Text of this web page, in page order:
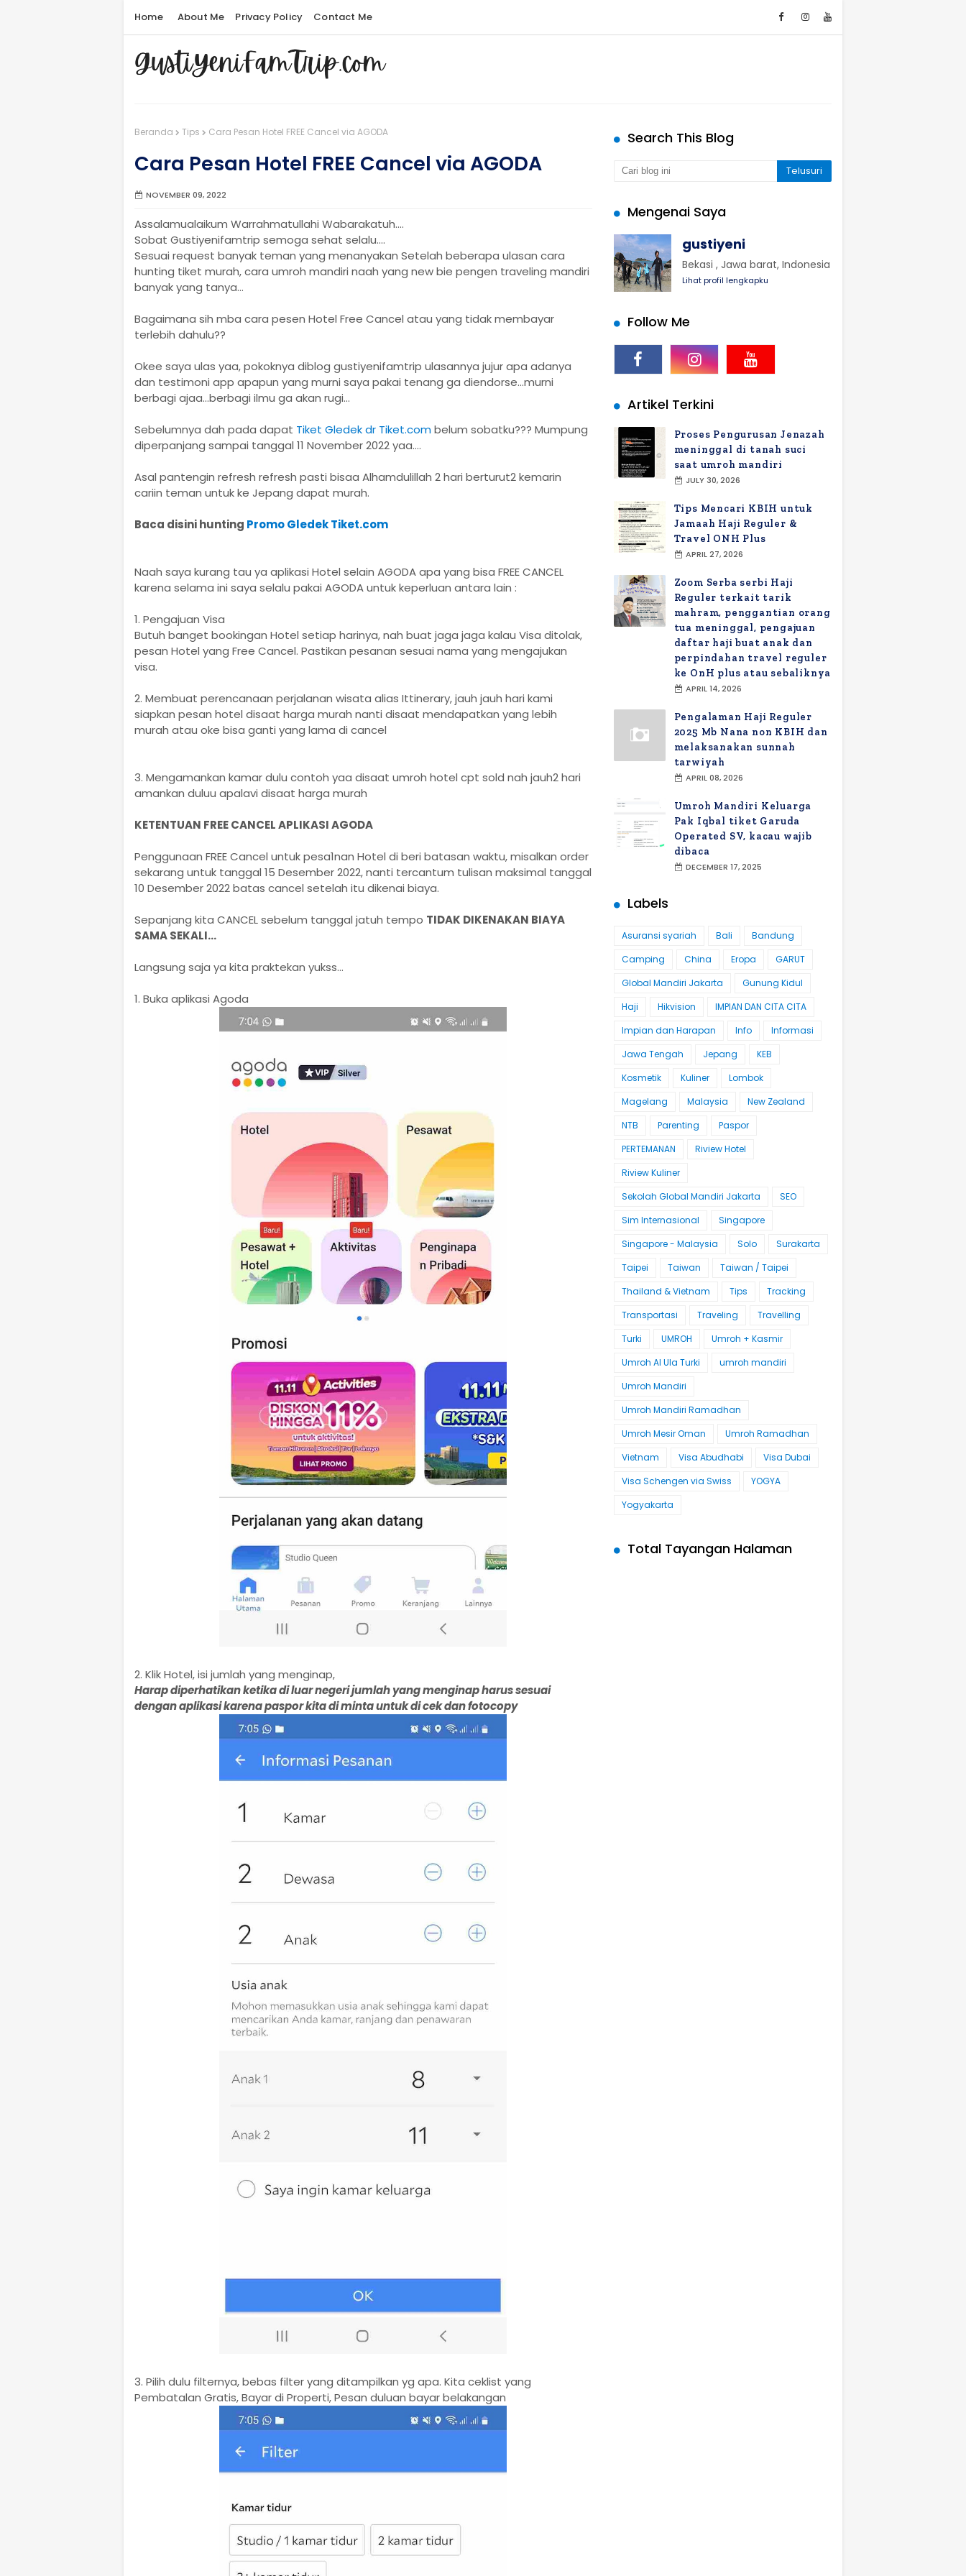
Home About Me Privacy Policy Contact Me
Beranda Tips Cara Pesan Hotel FREE Cancel via AGODA
Cara Pesan Hotel FREE Cancel via AGODA
NOVEMBER 09, 2022
Assalamualaikum Warrahmatullahi Wabarakatuh....
Sobat Gustiyenifamtrip semoga sehat selalu....
Sesuai request banyak teman yang menanyakan Setelah beberapa ulasan cara
hunting tiket murah, cara umroh mandiri naah yang new bie pengen traveling mandiri
banyak yang tanya...
Bagaimana sih mba cara pesen Hotel Free Cancel atau yang tidak membayar
terlebih dahulu??
Okee saya ulas yaa, pokoknya diblog gustiyenifamtrip ulasannya jujur apa adanya
dan testimoni app apapun yang murni saya pakai tenang ga diendorse...murni
berbagi ajaa...berbagi ilmu ga akan rugi...
Sebelumnya dah pada dapat Tiket Gledek dr Tiket.combelum sobatku??? Mumpung
diperpanjang sampai tanggal 11 November 2022 yaa....
Asal pantengin refresh refresh pasti bisaa Alhamdulillah 2 hari berturut2 kemarin
cariin teman untuk ke Jepang dapat murah.
Baca disini hunting Promo Gledek Tiket.com
Naah saya kurang tau ya aplikasi Hotel selain AGODA apa yang bisa FREE CANCEL
karena selama ini saya selalu pakai AGODA untuk keperluan antara lain :
1. Pengajuan Visa
Butuh banget bookingan Hotel setiap harinya, nah buat jaga jaga kalau Visa ditolak,
pesan Hotel yang Free Cancel. Pastikan pesanan sesuai nama yang mengajukan
visa.
2. Membuat perencanaan perjalanan wisata alias Ittinerary, jauh jauh hari kami
siapkan pesan hotel disaat harga murah nanti disaat mendapatkan yang lebih
murah atau oke bisa ganti yang lama di cancel
3. Mengamankan kamar dulu contoh yaa disaat umroh hotel cpt sold nah jauh2 hari
amankan duluu apalavi disaat harga murah
KETENTUAN FREE CANCEL APLIKASI AGODA
Penggunaan FREE Cancel untuk pesa1nan Hotel di beri batasan waktu, misalkan order
sekarang untuk tanggal 15 Desember 2022, nanti tercantum tulisan maksimal tanggal
10 Desember 2022 batas cancel setelah itu dikenai biaya.
Sepanjang kita CANCEL sebelum tanggal jatuh tempo TIDAK DIKENAKAN BIAYA
SAMA SEKALI...
Langsung saja ya kita praktekan yukss...
1. Buka aplikasi Agoda
2. Klik Hotel, isi jumlah yang menginap,
Harap diperhatikan ketika di luar negeri jumlah yang menginap harus sesuai
dengan aplikasi karena paspor kita di minta untuk di cek dan fotocopy
3. Pilih dulu filternya, bebas filter yang ditampilkan yg apa. Kita ceklist yang
Pembatalan Gratis, Bayar di Properti, Pesan duluan bayar belakangan
Search This Blog
Mengenai Saya
gustiyeni
Bekasi , Jawa barat, Indonesia
Lihat profil lengkapku
Follow Me
Artikel Terkini
Proses Pengurusan Jenazah
meninggal di tanah suci
saat umroh mandiri
JULY 30, 2026
Tips Mencari KBIH untuk
Jamaah Haji Reguler &
Travel ONH Plus
APRIL 27, 2026
Zoom Serba serbi Haji
Reguler terkait tarik
mahram, penggantian orang
tua meninggal, pengajuan
daftar haji buat anak dan
perpindahan travel reguler
ke OnH plus atau sebaliknya
APRIL 14, 2026
Pengalaman Haji Reguler
2025 Mb Nana non KBIH dan
melaksanakan sunnah
tarwiyah
APRIL 08, 2026
Umroh Mandiri Keluarga
Pak Iqbal tiket Garuda
Operated SV, kacau wajib
dibaca
DECEMBER 17, 2025
Labels
Asuransi syariah Bali
Bandung
Camping
China Eropa
GARUT
Global Mandiri Jakarta
Gunung Kidul
Haji
Hikvision
IMPIAN DAN CITA CITA
Impian dan Harapan
Info
Informasi
Jawa Tengah
Jepang
KEB
Kosmetik
Kuliner
Lombok
Magelang
Malaysia
New Zealand
NTB
Parenting
Paspor
PERTEMANAN
Riview Hotel
Riview Kuliner
Sekolah Global Mandiri Jakarta
SEO
Sim Internasional
Singapore
Singapore - Malaysia
Solo
Surakarta
Taipei
Taiwan
Taiwan / Taipei
Thailand & Vietnam
Tips
Tracking
Transportasi
Traveling
Travelling
Turki
UMROH
Umroh + Kasmir
Umroh Al Ula Turki
umroh mandiri
Umroh Mandiri
Umroh Mandiri Ramadhan
Umroh Mesir Oman
Umroh Ramadhan
Vietnam
Visa Abudhabi
Visa Dubai
Visa Schengen via Swiss
YOGYA
Yogyakarta
Total Tayangan Halaman